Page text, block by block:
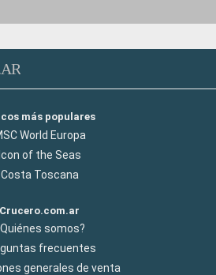
más populares
World Europa
of the Seas
Costa Toscana
Crucero.com.ar
somos?
frecuentes
generales de venta